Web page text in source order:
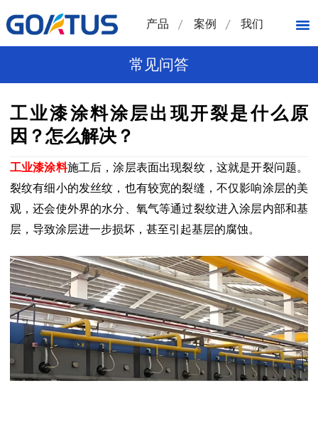
产品 案例 我们
常见问答
工业漆涂料涂层出现开裂是什么原
因？怎么解决？
工业漆涂料施工后，涂层表面出现裂纹，这就是开裂问题。
裂纹有细小的发丝纹，也有较宽的裂缝，不仅影响涂层的美
观，还会使外界的水分、氧气等通过裂纹进入涂层内部和基
层，导致涂层进一步损坏，甚至引起基层的腐蚀。